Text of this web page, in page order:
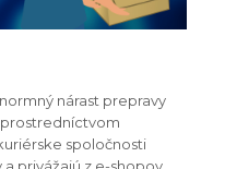
nárast prepravy
spoločnosti